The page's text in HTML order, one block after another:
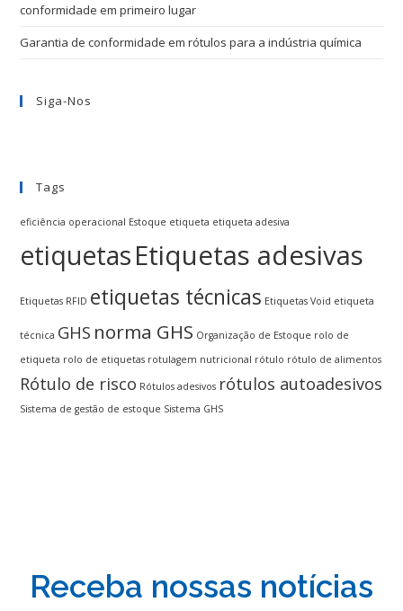
conformidade em primeiro lugar
Garantia de conformidade em rótulos para a indústria química
Siga-Nos
Tags
eficiência operacional Estoque etiqueta etiqueta adesiva
etiquetasEtiquetas adesivas
Etiquetas RFID etiquetas técnicas Etiquetas Void etiqueta
técnica GHS norma GHS Organização de Estoque rolo de
etiqueta rolo de etiquetas rotulagem nutricional rótulo rótulo de alimentos
Rótulo de risco Rótulos adesivos rótulos autoadesivos
Sistema de gestão de estoque Sistema GHS
Receba nossas notícias